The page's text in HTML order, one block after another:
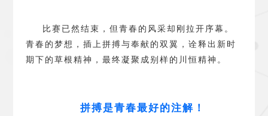
比赛已然结束，但青春的风采却刚拉开序幕。
青春的梦想，插上拼搏与奉献的双翼，诠释出新时
期下的草根精神，最终凝聚成别样的川恒精神。
拼搏是青春最好的注解 ！